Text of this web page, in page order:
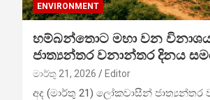
ENVIRONMENT
හම්බන්තොට මහා වන
ජාත්‍යන්තර වනාන්තර දිනය
මාර්තු 21, 2026 Editor
අද (මාර්තු 21) ලෝකවාසීන්